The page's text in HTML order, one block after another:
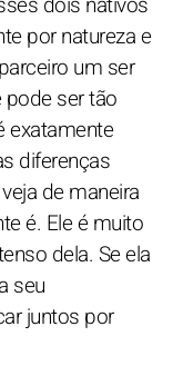
por natureza e
um ser
ser tão
exatamente
diferenças
de maneira
é. Ele é muito
dela. Se ela
seu
juntos por